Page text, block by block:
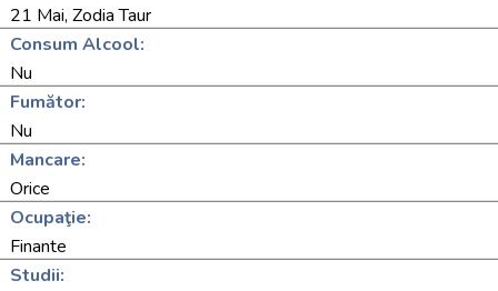
21 Mai, Zodia Taur
Consum Alcool:
Nu
Fumător:
Nu
Mancare:
Orice
Ocupaţie:
Finante
Studii: